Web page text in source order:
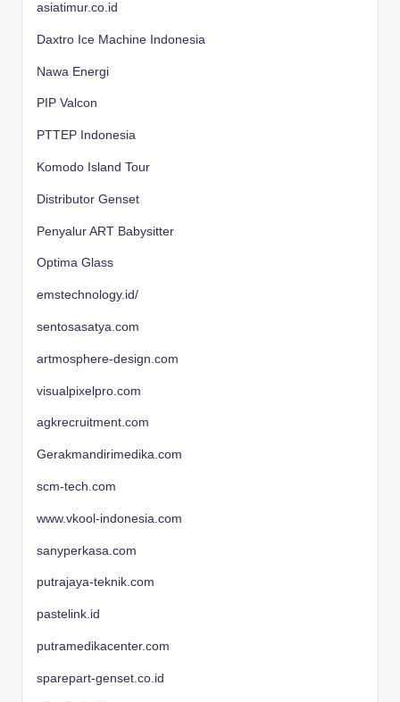
asiatimur.co.id
Daxtro Ice Machine Indonesia
Nawa Energi
PIP Valcon
PTTEP Indonesia
Komodo Island Tour
Distributor Genset
Penyalur ART Babysitter
Optima Glass
emstechnology.id/
sentosasatya.com
artmosphere-design.com
visualpixelpro.com
agkrecruitment.com
Gerakmandirimedika.com
scm-tech.com
www.vkool-indonesia.com
sanyperkasa.com
putrajaya-teknik.com
pastelink.id
putramedikacenter.com
sparepart-genset.co.id